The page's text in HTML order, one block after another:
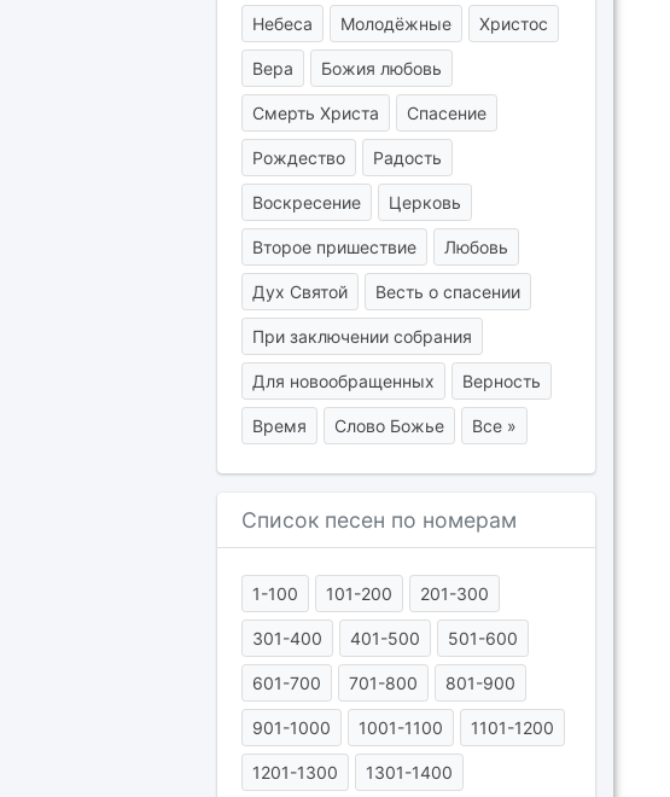
Небеса Молодёжные Христос
Вера Божия любовь
Смерть Христа Спасение
Рождество Радость
Воскресение Церковь
Второе пришествие Любовь
Дух Святой Весть о спасении
При заключении собрания
Для новообращенных Верность
Время Слово Божье Все »
Список песен по номерам
1-100 101-200 201-300
301-400 401-500 501-600
601-700 701-800 801-900
901-1000 1001-1100 1101-1200
1201-1300 1301-1400